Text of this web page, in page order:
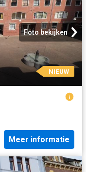
Foto bekijken
NIEUW
Meer informatie